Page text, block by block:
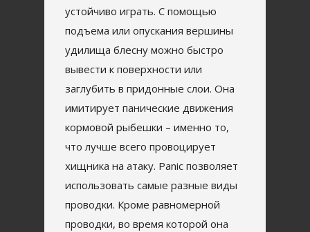
устойчиво играть. С помощью
подъема или опускания вершины
удилища блесну можно быстро
вывести к поверхности или
заглубить в придонные слои. Она
имитирует панические движения
кормовой рыбешки – именно то,
что лучше всего провоцирует
хищника на атаку. Panic позволяет
использовать самые разные виды
проводки. Кроме равномерной
проводки, во время которой она